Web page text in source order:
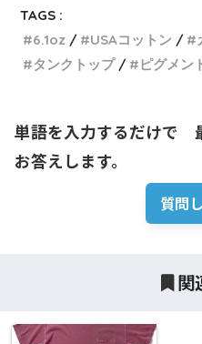
TAGS :
6.1oz
USAコットン
タンクトップ
ピグメン
単語を入力するだけで　
お答えします。
質問
関